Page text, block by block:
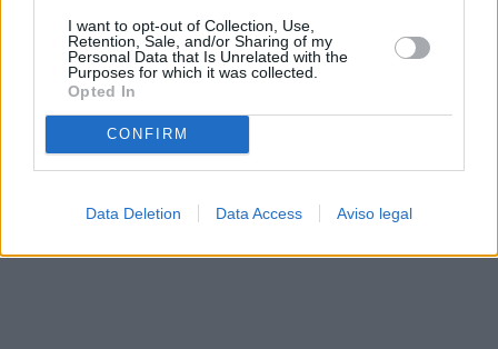
I want to opt-out of Collection, Use,
Retention, Sale, and/or Sharing of my
Personal Data that Is Unrelated with the
Purposes for which it was collected.
Opted In
CONFIRM
Data Deletion Data Access Aviso legal